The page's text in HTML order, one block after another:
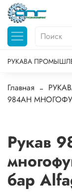
РУКАВА
Главная
984AH
Рукав
бар